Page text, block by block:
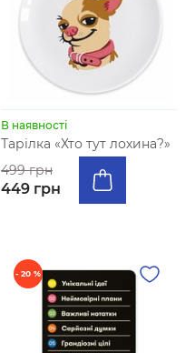
В наявності
Тарілка «Хто тут лохина?»
499 грн
449 грн
- 20 %